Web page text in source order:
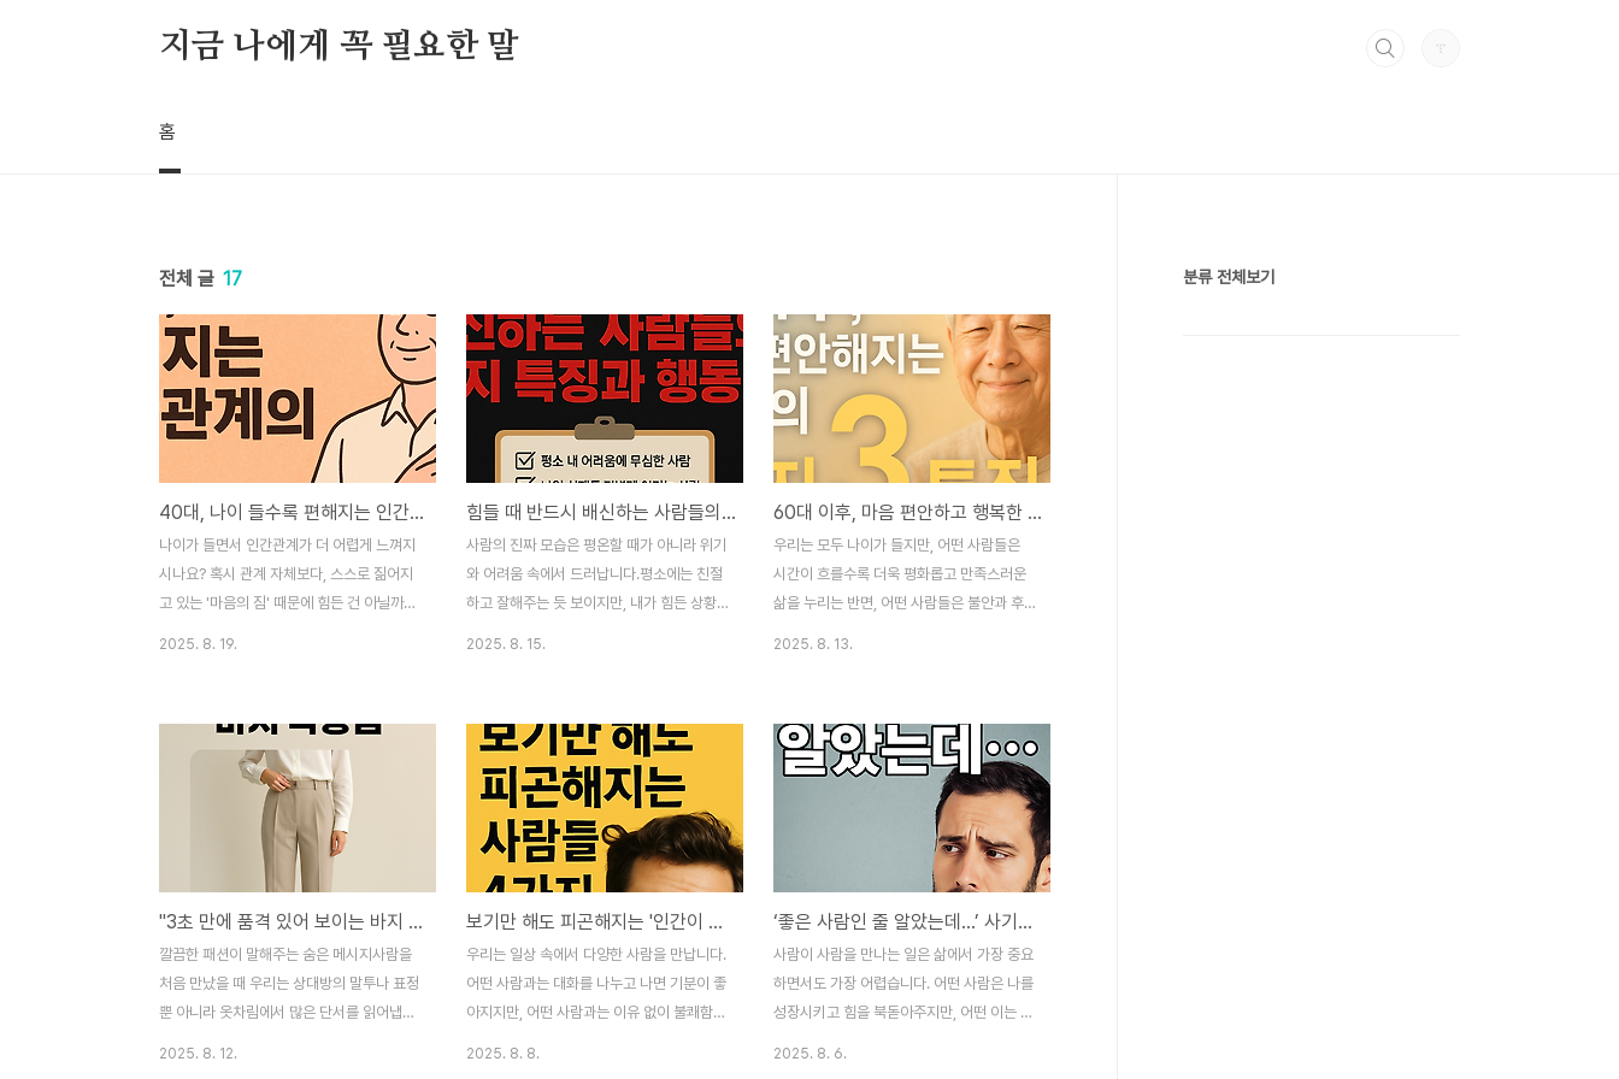
지금 나에게 꼭 필요한 말
홈
전체 글 17
40대, 나이 들수록 편해지는 인간관계의 비밀(feat. 마음의 짐 내려놓기)
나이가 들면서 인간관계가 더 어렵게 느껴지
시나요? 혹시 관계 자체보다, 스스로 짊어지
고 있는 '마음의 짐' 때문에 힘든 건 아닐까
간관계는 '무엇을 얻느냐'보다 '무엇을 놓느
냐'에 따라 훨씬 가벼워지고 편해집니다.오늘
은 나이 들수록 편안하고 단단해지는 인간관
계를 위해 꼭 내려놓아야 할 4가지에 대해 이
야기해 보려 합니다. 이 4가지를 놓는 순간,
관계는 물론이고 당신의 삶 전체가 한결 부드
러워질 것입니다.\1. '모두에게 좋은 사람'이
되려는 부담감 내려놓기모든 사람에게 좋은
사람으로 보이고 싶은 마음, 우리 모두 한 번
쯤은 가져봤을 ..
2025. 8. 19.
힘들 때 반드시 배신하는 사람들의 4가지 특징과 행동 패턴
사람의 진짜 모습은 평온할 때가 아니라 위기
와 어려움 속에서 드러납니다.평소에는 친절
하고 잘해주는 듯 보이지만, 내가 힘든 상황
들 때 연락 없는 사람, 진짜 친구 구별법좋을
때만 연락하고, 내가 힘든 상황에 처하면 연
락조차 하지 않는 사람은 위기 상황에서도 나
타나지 않습니다.예를 들어, 내가 아프거나
경제적으로 어려움을 겪을 때, 안부 한마디조
차 없는 사람이라면 이미 답이 나온 셈입니
다.이런 사람들은 평소 작은 어려움에도 무심
한 태도를 보이는데, 이는 위기 때의 행동을
미리 예고하는 신호입니다.진짜 내 편이라면
사소한 힘듦이라도 관..
2025. 8. 15.
60대 이후, 마음 편안하고 행복한 노년을 보내는 사람들의 3가지 놀라운 특징
우리는 모두 나이가 들지만, 어떤 사람들은
시간이 흐를수록 더욱 평화롭고 만족스러운
삶을 누리는 반면, 어떤 사람들은 불안과 후
편안해지고 행복해지는 사람들이 공통적으로
가지고 있는 세 가지 특징에 대해 이야기하고
자 합니다. 이들은 황혼의 지혜를 통해 무엇
을 깨닫고, 어떻게 자신의 삶을 아름답게 가
꾸어 나가는지 함께 살펴보시죠. 이 글이 성
숙한 삶을 지향하는 직이직이님과 독자분들
에게 깊은 울림을 전해드리기를 바랍니다.[
목차 ]1.첫 번째: 남의 시선보다 나만의 기준
을 따른다 – 진정한 자기 해방젊은 시절 우리
는 주변의 시선과 사회적 ..
2025. 8. 13.
"3초 만에 품격 있어 보이는 바지 착용법"
깔끔한 패션이 말해주는 숨은 메시지사람을
처음 만났을 때 우리는 상대방의 말투나 표정
뿐 아니라 옷차림에서 많은 단서를 읽어냅니
2025. 8. 12.
보기만 해도 피곤해지는 '인간이 덜된' 사람들의 4가지 행동 패턴
우리는 일상 속에서 다양한 사람을 만납니다.
어떤 사람과는 대화를 나누고 나면 기분이 좋
아지지만, 어떤 사람과는 이유 없이 불쾌함이
2025. 8. 8.
‘좋은 사람인 줄 알았는데...’ 사기꾼을 구별하는 4가지 신호
사람이 사람을 만나는 일은 삶에서 가장 중요
하면서도 가장 어렵습니다. 어떤 사람은 나를
성장시키고 힘을 북돋아주지만, 어떤 이는 겉
2025. 8. 6.
분류 전체보기